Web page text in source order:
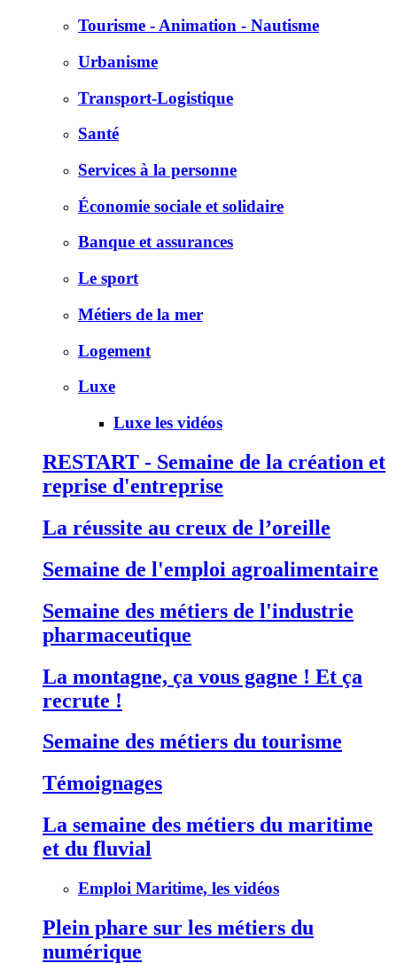
Tourisme - Animation - Nautisme
Urbanisme
Transport-Logistique
Santé
Services à la personne
Économie sociale et solidaire
Banque et assurances
Le sport
Métiers de la mer
Logement
Luxe
Luxe les vidéos
RESTART - Semaine de la création et
reprise d'entreprise
La réussite au creux de l’oreille
Semaine de l'emploi agroalimentaire
Semaine des métiers de l'industrie
pharmaceutique
La montagne, ça vous gagne ! Et ça
recrute !
Semaine des métiers du tourisme
Témoignages
La semaine des métiers du maritime
et du fluvial
Emploi Maritime, les vidéos
Plein phare sur les métiers du
numérique